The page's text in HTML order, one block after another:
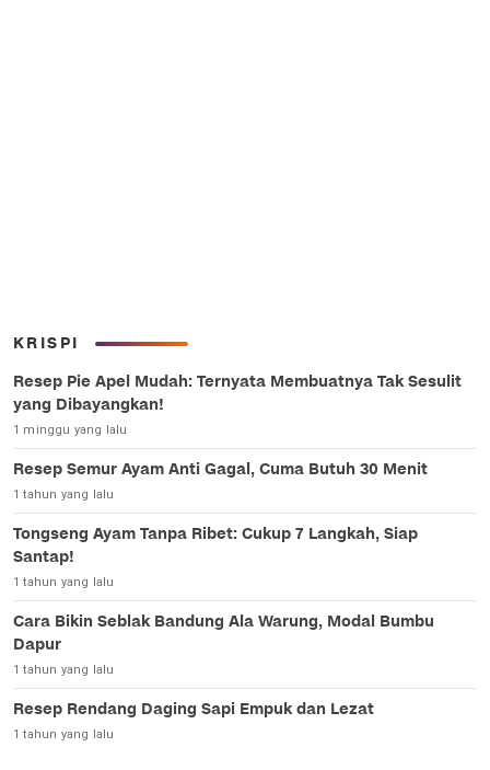
KRISPI
Resep Pie Apel Mudah: Ternyata Membuatnya Tak Sesulit
yang Dibayangkan!
1 minggu yang lalu
Resep Semur Ayam Anti Gagal, Cuma Butuh 30 Menit
1 tahun yang lalu
Tongseng Ayam Tanpa Ribet: Cukup 7 Langkah, Siap
Santap!
1 tahun yang lalu
Cara Bikin Seblak Bandung Ala Warung, Modal Bumbu
Dapur
1 tahun yang lalu
Resep Rendang Daging Sapi Empuk dan Lezat
1 tahun yang lalu